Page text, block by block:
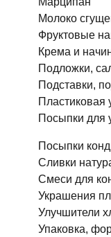
Молоко
Фруктовые
Крема и
Подложки,
Подставки,
Пластиковая
Посыпки для
Посыпки
Сливки
Смеси для
Украшения
Улучшители
Упаковка,